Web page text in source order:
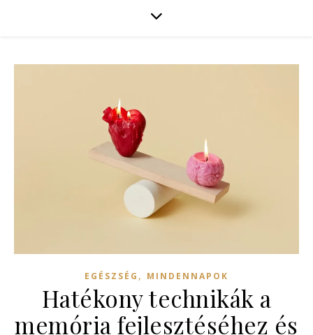
EGÉSZSÉG , MINDENNAPOK
Hatékony technikák a
memória fejlesztéséhez és